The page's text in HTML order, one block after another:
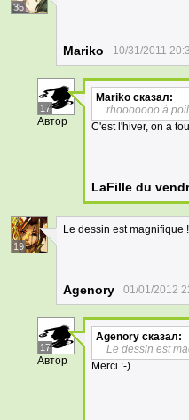
35
Mariko 10/31/2011
17
Автор
Mariko сказал:
rhooooooo à
C'est l'hiver, on a
LaFille du
19
Le dessin est magnifique
Agenory 01/01/2012
17
Автор
Agenory сказал:
Le dessin est
Merci :-)